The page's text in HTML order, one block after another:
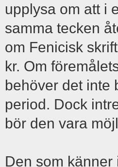
upplysa om att i
samma tecken
om Fenicisk
kr. Om
behöver det inte
period. Dock
bör den vara
Den som